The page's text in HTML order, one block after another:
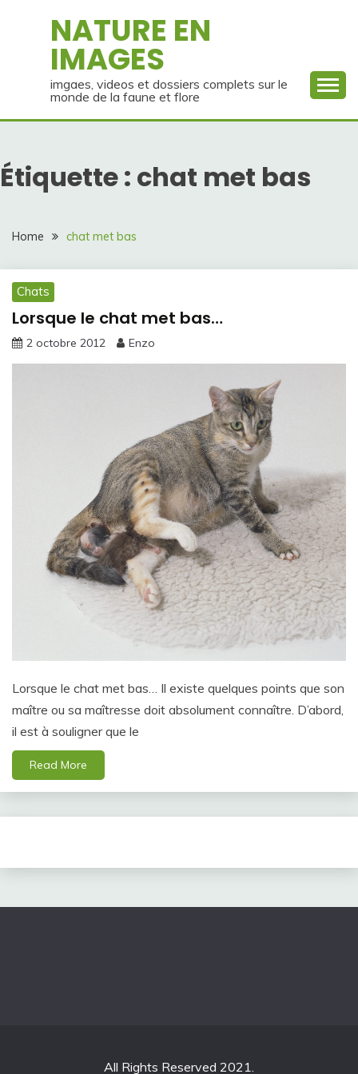
NATURE EN
IMAGES
imgaes, videos et dossiers complets sur le
monde de la faune et flore
Étiquette : chat met bas
Home chat met bas
Chats
Lorsque le chat met bas…
2 octobre 2012 Enzo
Lorsque le chat met bas… Il existe quelques points que son
maître ou sa maîtresse doit absolument connaître. D’abord,
il est à souligner que le
Read More
All Rights Reserved 2021.